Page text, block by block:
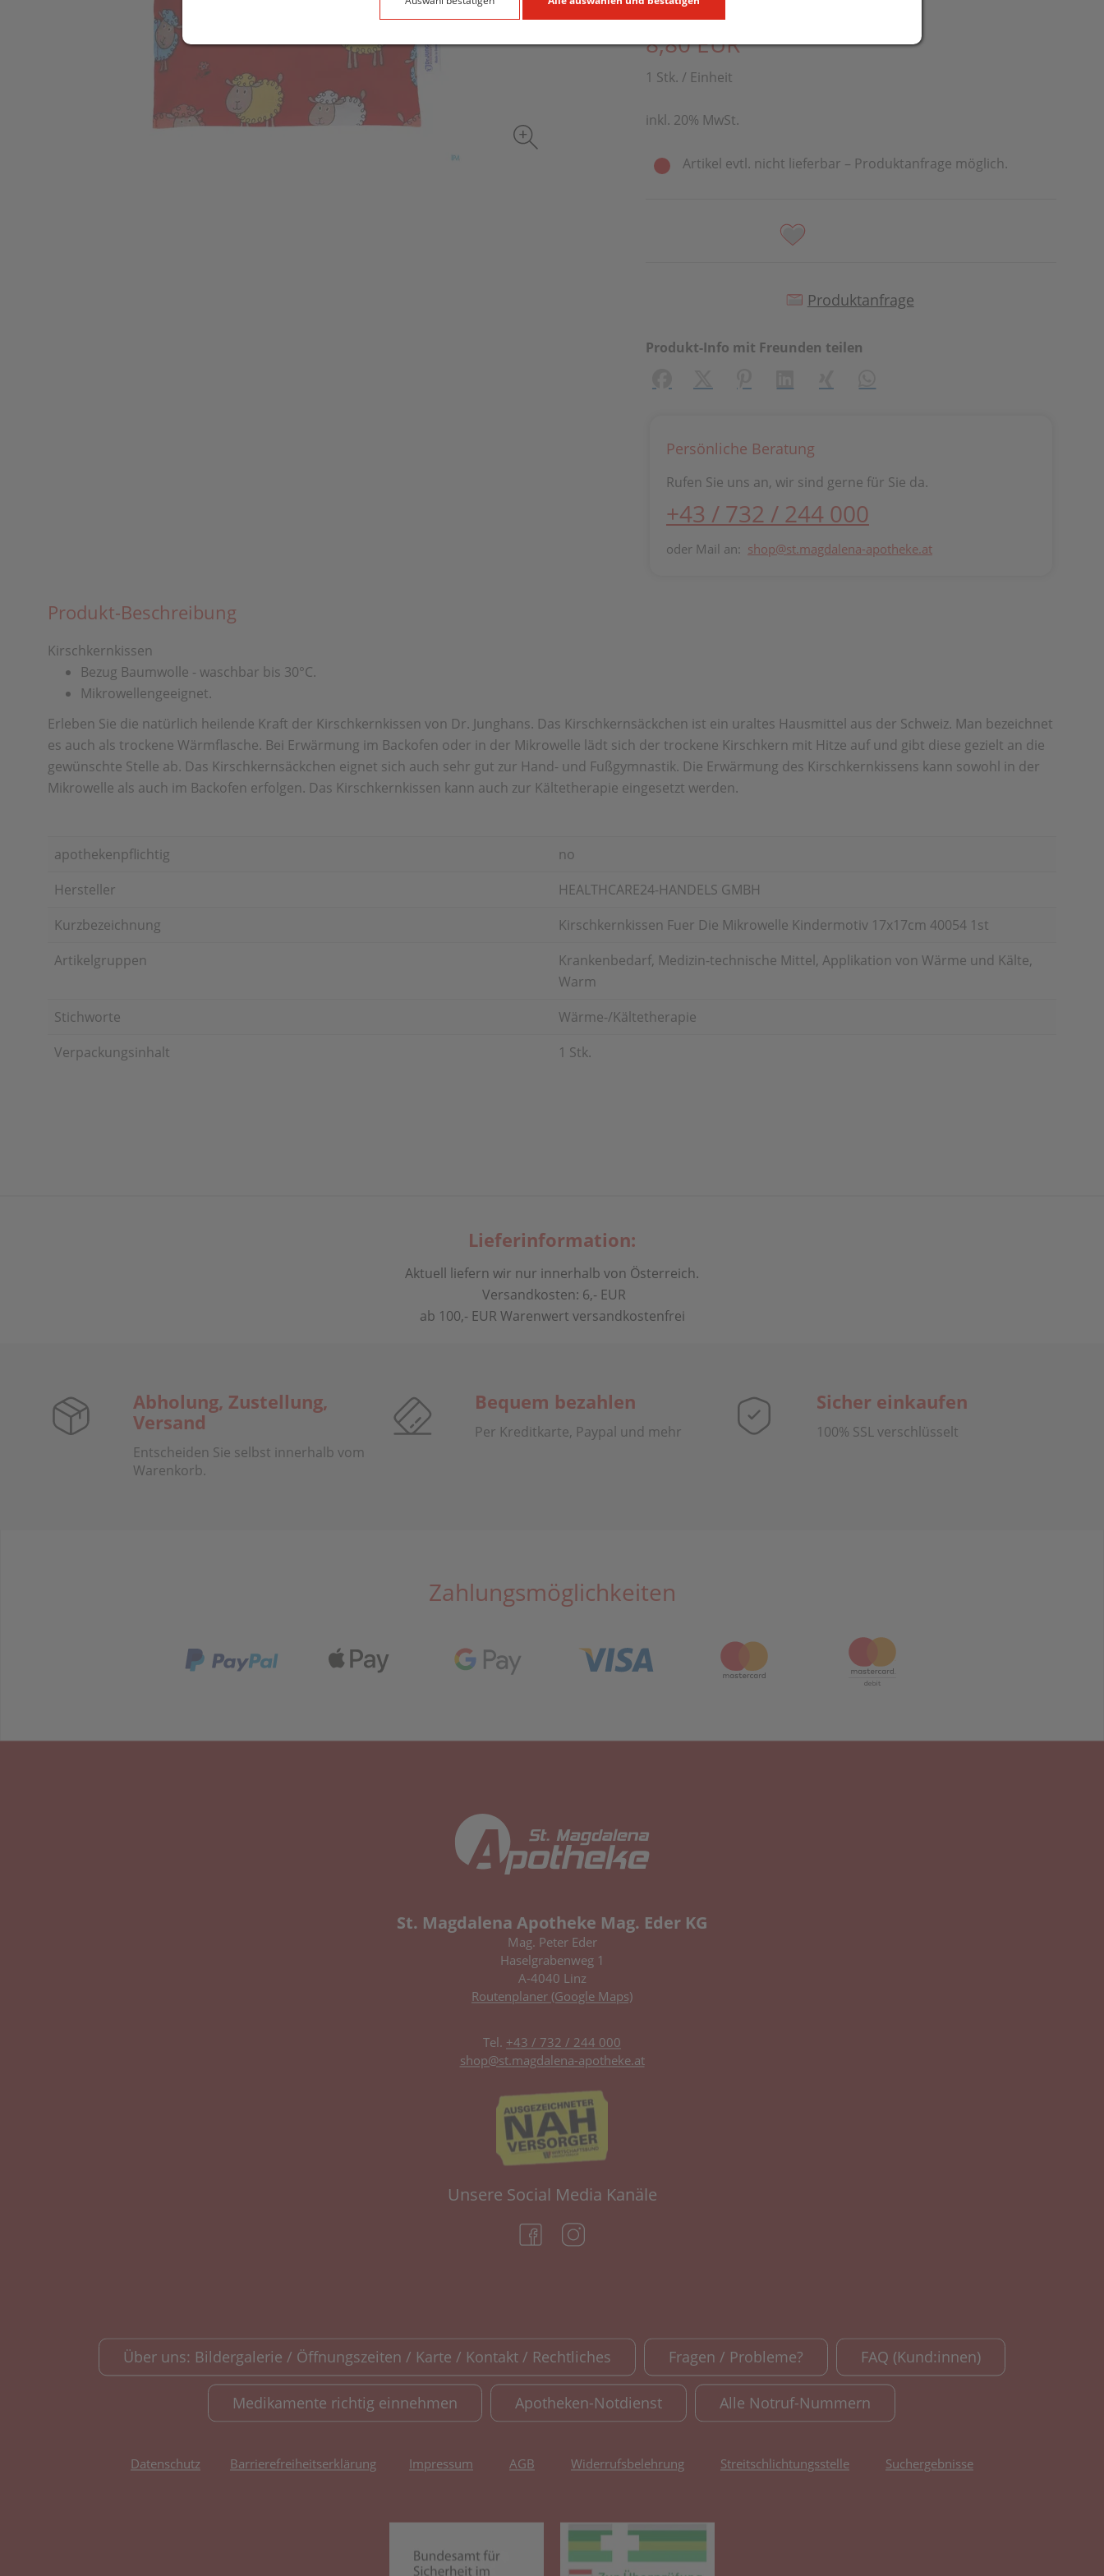
PZN: 5823166
8,80 EUR
1 Stk. / Einheit
inkl. 20% MwSt.
Artikel evtl. nicht lieferbar – Produktanfrage möglich.
Produktanfrage
Produkt-Info mit Freunden teilen
Persönliche Beratung
Rufen Sie uns an, wir sind gerne für Sie da.
+43 / 732 / 244 000
oder Mail an: shop@st.magdalena-apotheke.at
Produkt-Beschreibung
Kirschkernkissen
Bezug Baumwolle - waschbar bis 30°C.
Mikrowellengeeignet.
Erleben Sie die natürlich heilende Kraft der Kirschkernkissen von Dr. Junghans. Das Kirschkernsäckchen ist ein uraltes Hausmittel aus der Schweiz. Man bezeichnet
es auch als trockene Wärmflasche. Bei Erwärmung im Backofen oder in der Mikrowelle lädt sich der trockene Kirschkern mit Hitze auf und gibt diese gezielt an die
gewünschte Stelle ab. Das Kirschkernsäckchen eignet sich auch sehr gut zur Hand- und Fußgymnastik. Die Erwärmung des Kirschkernkissens kann sowohl in der
Mikrowelle als auch im Backofen erfolgen. Das Kirschkernkissen kann auch zur Kältetherapie eingesetzt werden.
apothekenpflichtig
no
Hersteller
HEALTHCARE24-HANDELS GMBH
Kurzbezeichnung
Kirschkernkissen Fuer Die Mikrowelle Kindermotiv 17x17cm 40054 1st
Artikelgruppen
Krankenbedarf, Medizin-technische Mittel, Applikation von Wärme und Kälte,
Warm
Stichworte
Wärme-/Kältetherapie
Verpackungsinhalt
1 Stk.
Lieferinformation:
Aktuell liefern wir nur innerhalb von Österreich.
Versandkosten: 6,- EUR
ab 100,- EUR Warenwert versandkostenfrei
Abholung, Zustellung,
Versand
Entscheiden Sie selbst innerhalb vom
Warenkorb.
Bequem bezahlen
Per Kreditkarte, Paypal und mehr
Sicher einkaufen
100% SSL verschlüsselt
Zahlungsmöglichkeiten
St. Magdalena Apotheke Mag. Eder KG
Mag. Peter Eder
Haselgrabenweg 1
A-4040 Linz
Routenplaner (Google Maps)
Tel. +43 / 732 / 244 000
shop@st.magdalena-apotheke.at
Unsere Social Media Kanäle
(öffnet in neuem Tab)
Über uns: Bildergalerie / Öffnungszeiten / Karte / Kontakt / Rechtliches Fragen / Probleme? FAQ (Kund:innen)
Medikamente richtig einnehmen Apotheken-Notdienst Alle Notruf-Nummern
Datenschutz Barrierefreiheitserklärung Impressum AGB Widerrufsbelehrung Streitschlichtungsstelle Suchergebnisse
(öffnet in neuem Tab)